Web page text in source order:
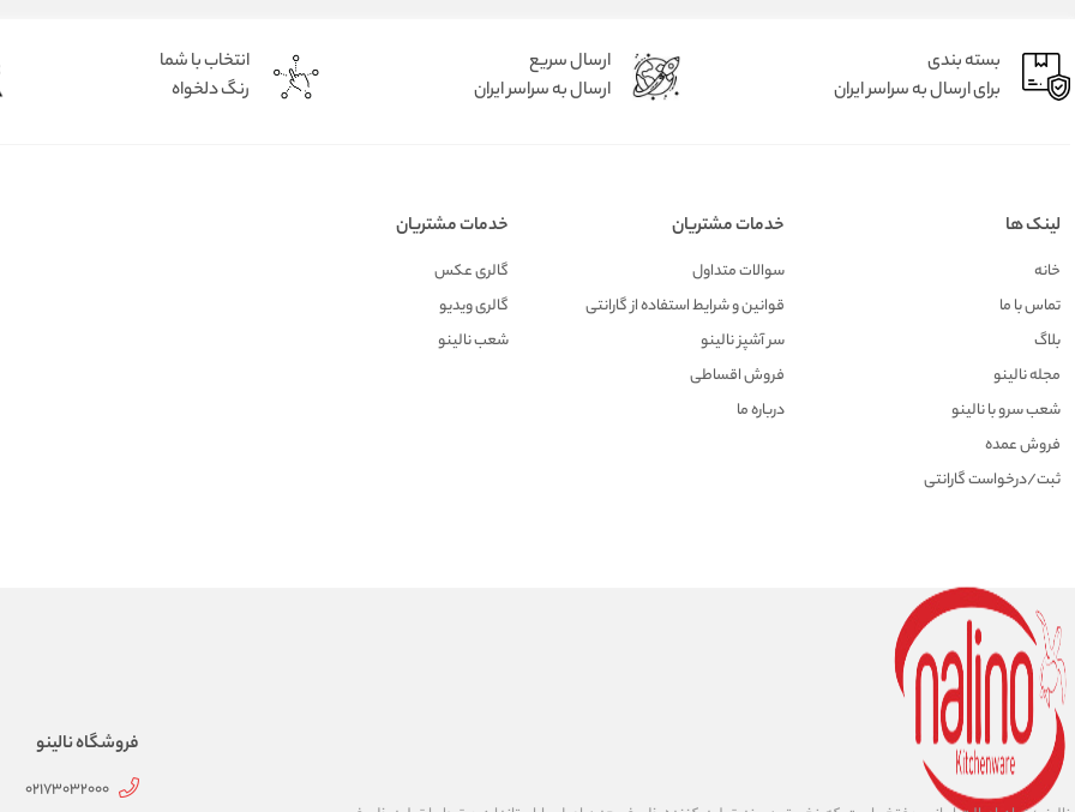
بسته بندی
برای ارسال به سراسر ایران
ارسال سریع
ارسال به سراسر ایران
انتخاب با شما
رنگ دلخواه
لینک ها
خانه
تماس با ما
بلاگ
مجله نالینو
شعب سرو با نالینو
فروش عمده
ثبت/درخواست گارانتی
خدمات مشتریان
سوالات متداول
قوانین و شرایط استفاده از گارانتی
سر آشپز نالینو
فروش اقساطی
درباره ما
خدمات مشتریان
گالری عکس
گالری ویدیو
شعب نالینو
فروشگاه نالینو
02173032000